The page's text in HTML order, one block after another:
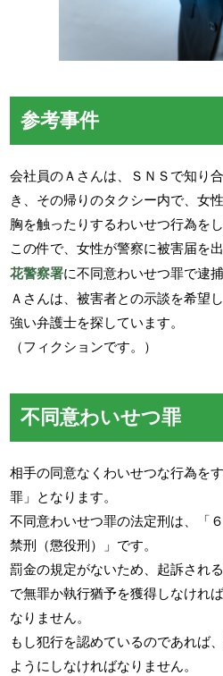
参考事件
会社員のＡさんは、ＳＮＳで知り
き、その帰りのタクシー内で、女
胸を触ったりするわいせつ行為をし
この件で、女性が警察に被害届を
花警察署に不同意わいせつ罪で逮
Ａさんは、被害者との示談を希望
強い弁護士を探しています。
（フィクションです。）
不同意わいせつ罪
相手の同意なくわいせつな行為を
罪」となります。
不同意わいせつ罪の法定刑は、「
禁刑（懲役刑）」です。
罰金の規定がないため、起訴され
で無罪か執行猶予を獲得しなけれ
なりません。
もし犯行を認めているのであれば
ようにしなければなりません。